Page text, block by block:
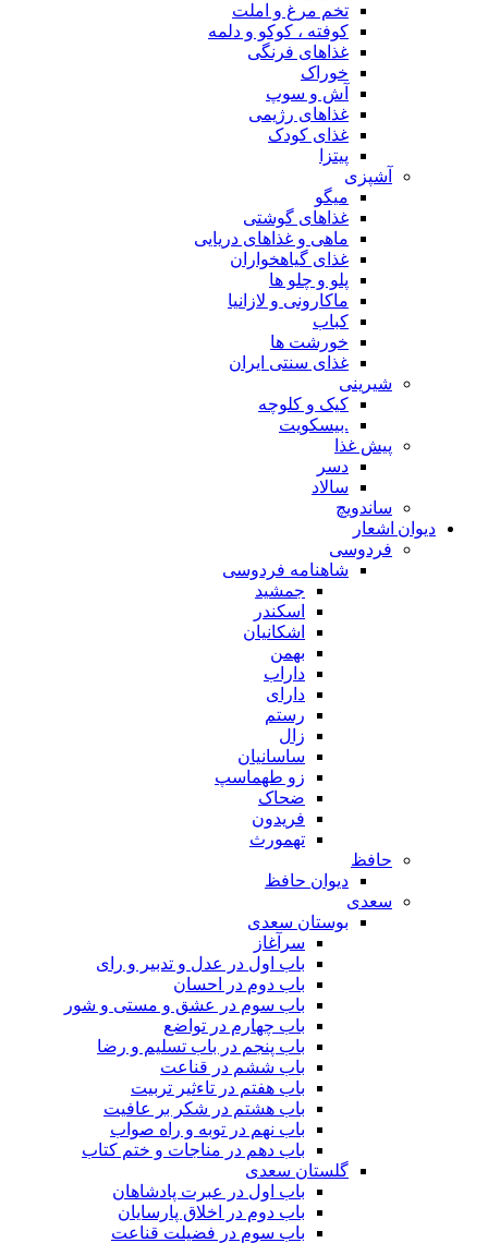
تخم مرغ و املت
کوفته ، کوکو و دلمه
غذاهای فرنگی
خوراک
آش و سوپ
غذاهای رژیمی
غذای کودک
پیتزا
آشپزی
میگو
غذاهای گوشتی
ماهی و غذاهای دریایی
غذای گیاهخواران
پلو و چلو ها
ماکارونی و لازانیا
کباب
خورشت ها
غذای سنتی ایران
شیرینی
کیک و کلوچه
.بیسکویت
پیش غذا
دسر
سالاد
ساندویچ
دیوان اشعار
فردوسی
شاهنامه فردوسی
جمشید
اسکندر
اشکانیان
بهمن
داراب
دارای
رستم
زال
ساسانیان
زو طهماسپ‏
ضحاک
فریدون
تهمورث
حافظ
دیوان حافظ
سعدی
بوستان سعدی
سرآغاز
باب اول در عدل و تدبیر و رای
باب دوم در احسان
باب سوم در عشق و مستی و شور
باب چهارم در تواضع
باب پنجم در باب تسلیم و رضا
باب ششم در قناعت
باب هفتم در تاءثیر تربیت
باب هشتم در شکر بر عافیت
باب نهم در توبه و راه صواب
باب دهم در مناجات و ختم کتاب
گلستان سعدی
باب اول در عبرت پادشاهان
باب دوم در اخلاق پارسایان
باب سوم در فضیلت قناعت